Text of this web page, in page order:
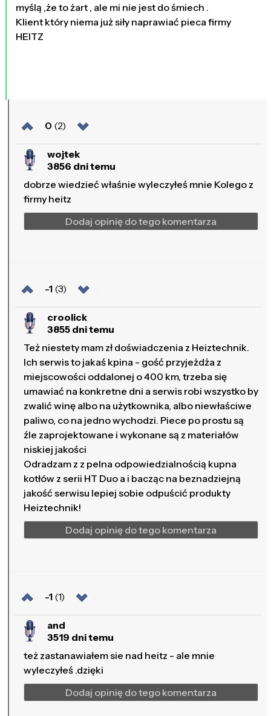
myślą ,że to żart , ale mi nie jest do śmiech .
Klient który niema już siły naprawiać pieca firmy
HEITZ
0 (2)
wojtek
3856 dni temu
dobrze wiedzieć właśnie wyleczyłeś mnie Kolego z
firmy heitz
Dodaj opinię do tego komentarza
-1(3)
croolick
3855 dni temu
Też niestety mam zł doświadczenia z Heiztechnik.
Ich serwis to jakaś kpina - gość przyjeżdża z
miejscowości oddalonej o 400 km, trzeba się
umawiać na konkretne dni a serwis robi wszystko by
zwalić winę albo na użytkownika, albo niewłaściwe
paliwo, co na jedno wychodzi. Piece po prostu są
źle zaprojektowane i wykonane są z materiałów
niskiej jakości
Odradzam z z pelna odpowiedzialnością kupna
kotłów z serii HT Duo a i bacząc na beznadziejną
jakość serwisu lepiej sobie odpuścić produkty
Heiztechnik!
Dodaj opinię do tego komentarza
-1(1)
and
3519 dni temu
też zastanawiałem sie nad heitz - ale mnie
wyleczyłeś .dzięki
Dodaj opinię do tego komentarza